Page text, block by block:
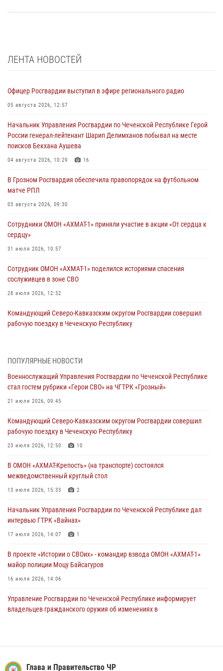
ЛЕНТА НОВОСТЕЙ
Офицер Росгвардии выступил в эфире регионального радио
05 августа 2026, 12:57
Начальник Управления Росгвардии по Чеченской Республике Герой
России генерал-лейтенант Шарип Делимханов побывал на месте
поисков Бекхана Аушева
04 августа 2026, 10:29 16
В Грозном Росгвардия обеспечила правопорядок на футбольном
матче РПЛ
03 августа 2026, 09:30
Сотрудники ОМОН «АХМАТ-1» приняли участие в акции «От сердца к
сердцу»
31 июля 2026, 10:57
Сотрудник ОМОН «АХМАТ-1» поделился историями спасения
сослуживцев в зоне СВО
28 июля 2026, 12:32
Командующий Северо-Кавказским округом Росгвардии совершил
рабочую поездку в Чеченскую Республику
Военнослужащий Управления Росгвардии по Чеченской Республике
21 июля 2026, 09:45
В ДНР росгвардейцы уничтожили около 80 вражеских
19 июля 2026, 13:50
В Грозном Росгвардия обеспечила безопасность конно-спортивных
18 июля 2026, 13:46
Начальник Управления Росгвардии по Чеченской Республике дал
17 июля 2026, 14:07
ПОПУЛЯРНЫЕ НОВОСТИ
Военнослужащий Управления Росгвардии по Чеченской Республике
стал гостем рубрики «Герои СВО» на ЧГТРК «Грозный»
21 июля 2026, 09:45
Командующий Северо-Кавказским округом Росгвардии совершил
рабочую поездку в Чеченскую Республику
23 июля 2026, 12:50 10
В ОМОН «АХМАТ-Крепость» (на транспорте) состоялся
межведомственный круглый стол
13 июля 2026, 15:33 2
Начальник Управления Росгвардии по Чеченской Республике дал
интервью ГТРК «Вайнах»
17 июля 2026, 14:07 1
В проекте «Истории о СВОих» - командир взвода ОМОН «АХМАТ-1»
майор полиции Моцу Байсагуров
16 июля 2026, 14:06
Управление Росгвардии по Чеченской Республике информирует
владельцев гражданского оружия об изменениях в
воспитанников детского лагеря «Майралла»
Глава и Правительство ЧР